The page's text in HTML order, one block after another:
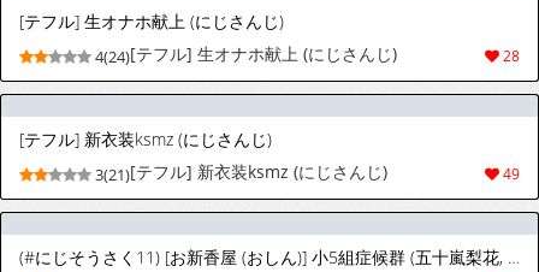
[テフル] 生オナホ献上 (にじさんじ)
28
4(24)[テフル] 生オナホ献上 (にじさんじ)
[テフル] 新衣装ksmz (にじさんじ)
49
3(21)[テフル] 新衣装ksmz (にじさんじ)
(#にじそうさく11) [お新香屋 (おしん)] 小5組症候群 (五十嵐梨花, 小清水透)